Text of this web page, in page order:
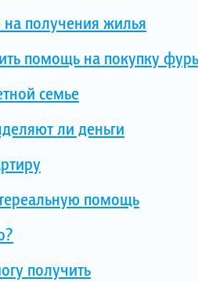
получения жилья
помощь на покупку
семье
ли деньги
помощь
получить